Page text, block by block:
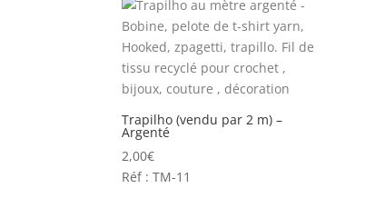
Trapilho (vendu par 2 m) –
Argenté
2,00€
Réf : TM-11